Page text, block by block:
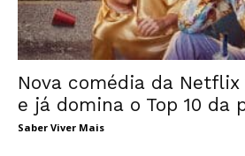
Nova comédia da
e já domina o Top 10 da
Saber Viver Mais